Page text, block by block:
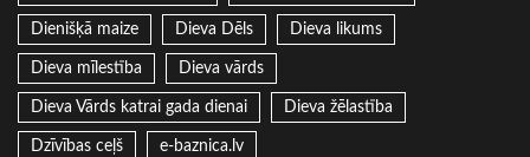
Dienišķā maize Dieva Dēls Dieva likums
Dieva mīlestība Dieva vārds
Dieva Vārds katrai gada dienai Dieva žēlastība
Dzīvības ceļš e-baznica.lv